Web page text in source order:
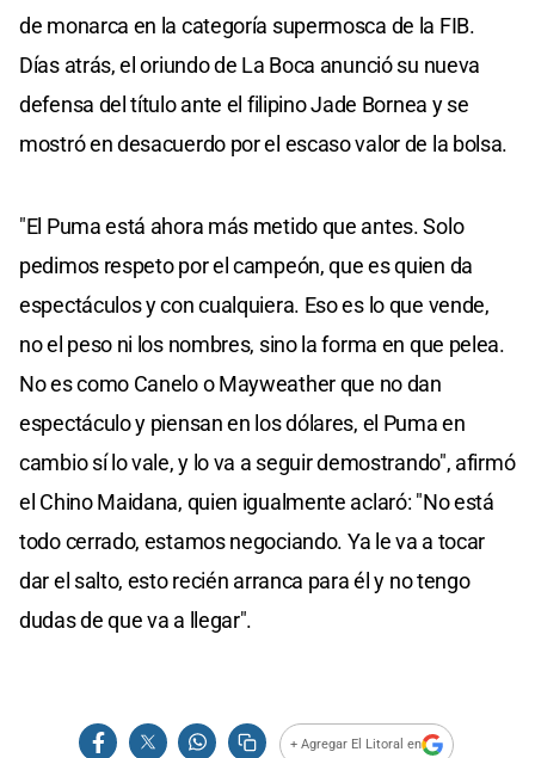
de monarca en la categoría supermosca de la FIB.
Días atrás, el oriundo de La Boca anunció su nueva
defensa del título ante el filipino Jade Bornea y se
mostró en desacuerdo por el escaso valor de la bolsa.
"El Puma está ahora más metido que antes. Solo
pedimos respeto por el campeón, que es quien da
espectáculos y con cualquiera. Eso es lo que vende,
no el peso ni los nombres, sino la forma en que pelea.
No es como Canelo o Mayweather que no dan
espectáculo y piensan en los dólares, el Puma en
cambio sí lo vale, y lo va a seguir demostrando", afirmó
el Chino Maidana, quien igualmente aclaró: "No está
todo cerrado, estamos negociando. Ya le va a tocar
dar el salto, esto recién arranca para él y no tengo
dudas de que va a llegar".
+ Agregar El Litoral en